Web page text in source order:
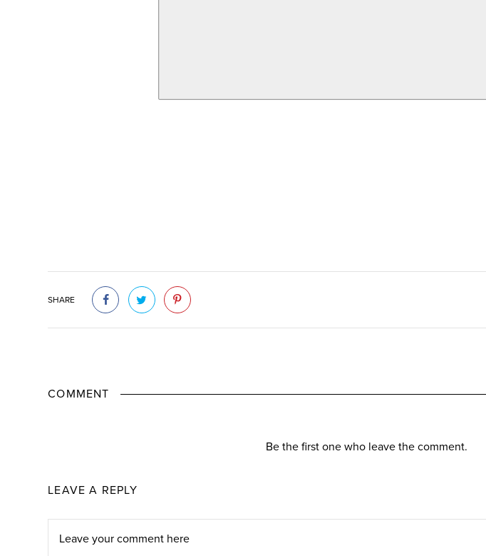
SHARE
COMMENT
Be the first one who leave the comment.
LEAVE A REPLY